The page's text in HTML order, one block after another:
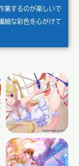
業するのが楽しいで
細な彩色を心がけて